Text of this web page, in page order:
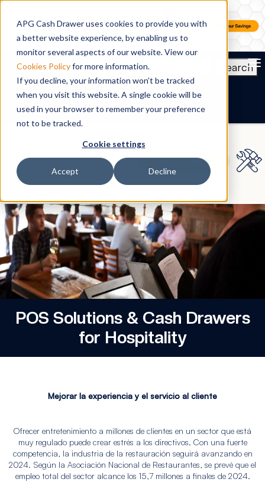
APG Cash Drawer uses cookies to provide you with
a better website experience, by enabling us to
monitor several aspects of our website. View our
Cookies Policyfor more information.
If you decline, your information won’t be tracked
when you visit this website. A single cookie will be
used in your browser to remember your preference
not to be tracked.
Cookie settings
Accept Decline
Search
ES
POS Solutions & Cash Drawers
for Hospitality
Mejorar la experiencia y el servicio al cliente
Ofrecer entretenimiento a millones de clientes en un sector que está
muy regulado puede crear estrés a los directivos. Con una fuerte
competencia, la industria de la restauración seguirá avanzando en
2024. Según la Asociación Nacional de Restaurantes, se prevé que el
empleo total del sector alcance los 15,7 millones a finales de 2024.